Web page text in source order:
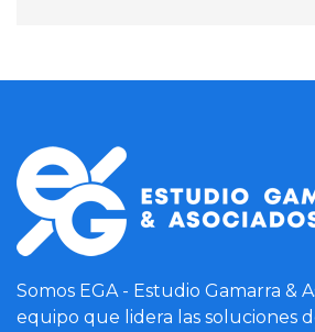
Somos EGA - Estudio Gamarra &
equipo que lidera las soluciones